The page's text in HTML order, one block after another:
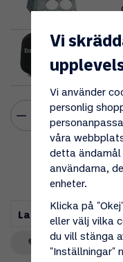
Lagerstatus i butik
Spara som
Vi
Vi använder
personlig
våra
detta ändamål
användarna,
enheter.
Klicka på
eller välj vilka
du vill stänga
"Inställningar"